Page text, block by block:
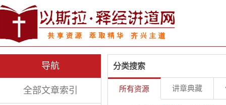
导航
全部文章索引
分类搜索
所有资源 讲章典藏